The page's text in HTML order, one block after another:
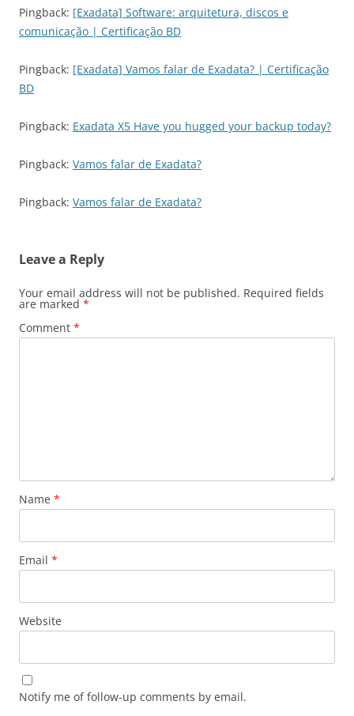
Pingback: [Exadata] Software: arquitetura, discos e
comunicação | Certificação BD
Pingback: [Exadata] Vamos falar de Exadata? | Certificação
BD
Pingback: Exadata X5 Have you hugged your backup today?
Pingback: Vamos falar de Exadata?
Pingback: Vamos falar de Exadata?
Leave a Reply
Your email address will not be published. Required fields
are marked *
Comment *
Name *
Email *
Website
Notify me of follow-up comments by email.